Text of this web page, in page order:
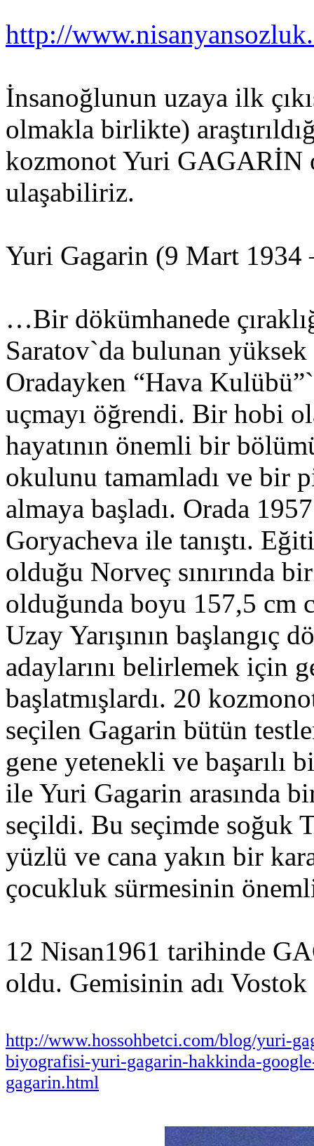
http://
İnsanoğlunun uzaya ilk
olmakla birlikte)
kozmonot Yuri GAGARİN
ulaşabiliriz.
Yuri Gagarin (9 Mart 1934
…Bir dökümhanede
Saratov`da bulunan
Oradayken “Hava
uçmayı öğrendi. Bir hobi
hayatının önemli bir
okulunu tamamladı ve bir
almaya başladı. Orada
Goryacheva ile tanıştı.
olduğu Norveç sınırında
olduğunda boyu 157,5 cm
Uzay Yarışının başlangıç
adaylarını belirlemek için
başlatmışlardı. 20
seçilen Gagarin bütün
gene yetenekli ve başarılı
ile Yuri Gagarin arasında
seçildi. Bu seçimde soğuk
yüzlü ve cana yakın bir
çocukluk sürmesinin
12 Nisan1961 tarihinde
oldu. Gemisinin adı
http://www.hossohbetci.com/blog/yuri-
biyografisi-yuri-gagarin-hakkinda-
gagarin.html